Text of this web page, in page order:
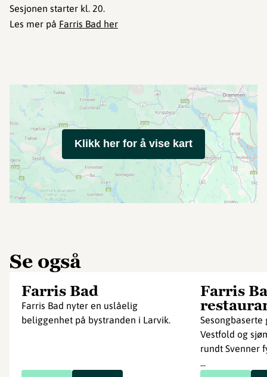
Sesjonen starter kl. 20.
Les mer på Farris Bad her
Klikk her for å vise kart
Se også
Farris Bad
Farris Bad nyter en uslåelig
beliggenhet på bystranden i Larvik.
Farris
Vestfold og
rundt Svenner
...